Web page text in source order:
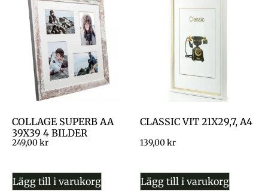
COLLAGE SUPERB AA
39X39 4 BILDER
249,00kr
Lägg till i varukorg
CLASSIC VIT 21X29,7, A4
139,00kr
Lägg till i varukorg